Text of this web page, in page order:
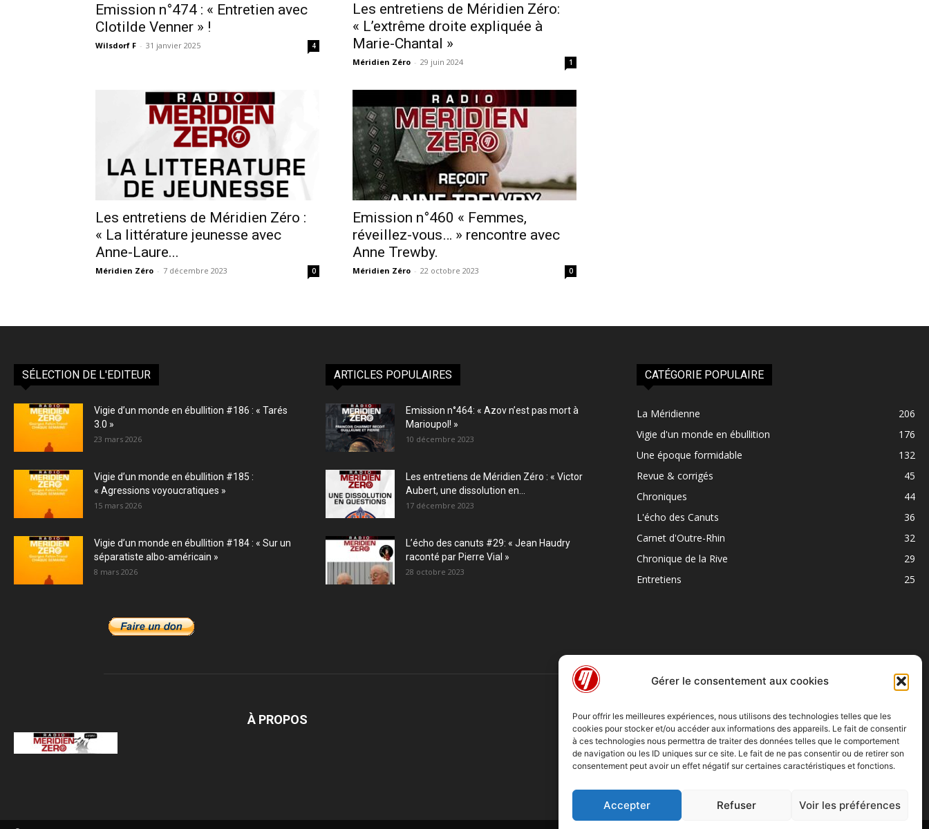
Gérer le consentement aux cookies
Pour offrir les meilleures expériences, nous utilisons des technologies telles que les
cookies pour stocker et/ou accéder aux informations des appareils. Le fait de consentir
à ces technologies nous permettra de traiter des données telles que le comportement
de navigation ou les ID uniques sur ce site. Le fait de ne pas consentir ou de retirer son
consentement peut avoir un effet négatif sur certaines caractéristiques et fonctions.
Accepter Refuser Voir les préférences
Emission n°474 : « Entretien avec
Clotilde Venner » !
Wilsdorf F - 31 janvier 2025 4
Les entretiens de Méridien Zéro:
« L’extrême droite expliquée à
Marie-Chantal »
Méridien Zéro - 29 juin 2024 1
Les entretiens de Méridien Zéro :
« La littérature jeunesse avec
Anne-Laure...
Méridien Zéro - 7 décembre 2023 0
Emission n°460 « Femmes,
réveillez-vous… » rencontre avec
Anne Trewby.
Méridien Zéro - 22 octobre 2023 0
SÉLECTION DE L'EDITEUR
Vigie d’un monde en ébullition #186 : « Tarés
3.0 »
23 mars 2026
Vigie d’un monde en ébullition #185 :
« Agressions voyoucratiques »
15 mars 2026
Vigie d’un monde en ébullition #184 : « Sur un
séparatiste albo-américain »
8 mars 2026
ARTICLES POPULAIRES
Emission n°464: « Azov n’est pas mort à
Marioupol! »
10 décembre 2023
Les entretiens de Méridien Zéro : « Victor
Aubert, une dissolution en...
17 décembre 2023
L’écho des canuts #29: « Jean Haudry
raconté par Pierre Vial »
28 octobre 2023
CATÉGORIE POPULAIRE
La Méridienne
206
Vigie d'un monde en ébullition
176
Une époque formidable
132
Revue & corrigés
45
Chroniques
44
L'écho des Canuts
36
Carnet d'Outre-Rhin
32
Chronique de la Rive
29
Entretiens
25
À PROPOS SUIVEZ NOUS